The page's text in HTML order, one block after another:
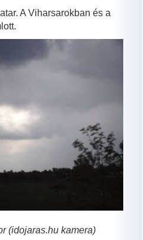
A Viharsarokban és a
(idojaras.hu kamera)